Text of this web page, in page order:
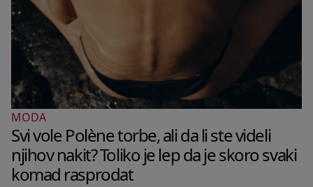
MODA
Svi vole Polène torbe, ali da li ste videli
njihov nakit? Toliko je lep da je skoro svaki
komad rasprodat